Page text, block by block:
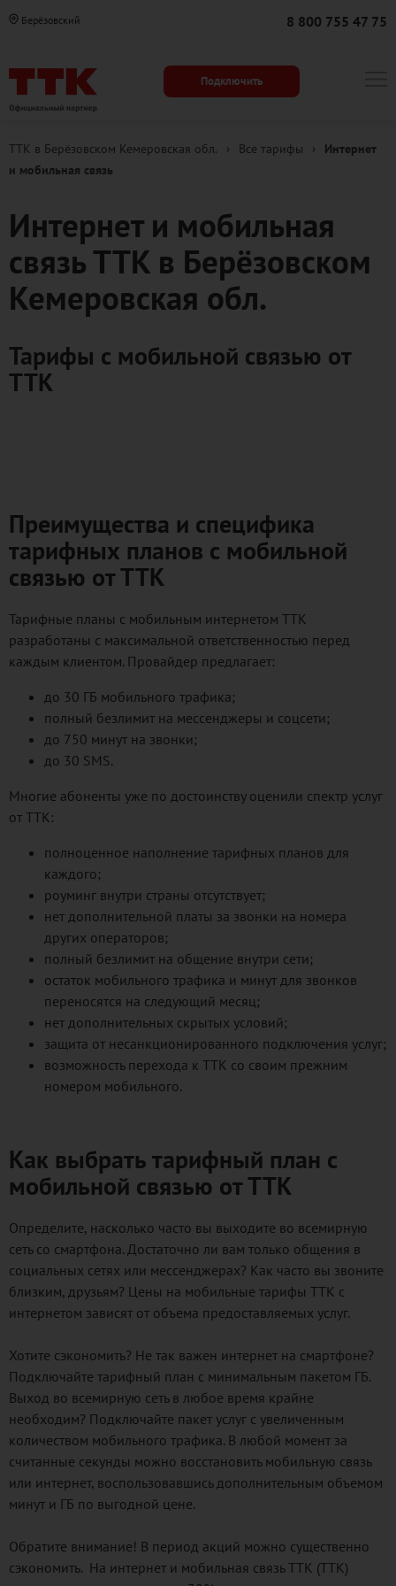
Берёзовский 8 800 755 47 75
Подключить
ТТК в Берёзовском Кемеровская обл. › Все тарифы ›
Интернет
и мобильная связь
Интернет и мобильная
связь ТТК в Берёзовском
Кемеровская обл.
Тарифы с мобильной связью от
ТТК
Преимущества и специфика
тарифных планов с мобильной
связью от ТТК
Тарифные планы с мобильным интернетом ТТК
разработаны с максимальной ответственностью перед
каждым клиентом. Провайдер предлагает:
до 30 ГБ мобильного трафика;
полный безлимит на мессенджеры и соцсети;
до 750 минут на звонки;
до 30 SMS.
Многие абоненты уже по достоинству оценили спектр услуг
от ТТК:
полноценное наполнение тарифных планов для
каждого;
роуминг внутри страны отсутствует;
нет дополнительной платы за звонки на номера
других операторов;
полный безлимит на общение внутри сети;
остаток мобильного трафика и минут для звонков
переносятся на следующий месяц;
нет дополнительных скрытых условий;
защита от несанкционированного подключения услуг;
возможность перехода к ТТК со своим прежним
номером мобильного.
Как выбрать тарифный план с
мобильной связью от ТТК
Определите, насколько часто вы выходите во всемирную
сеть со смартфона. Достаточно ли вам только общения в
социальных сетях или мессенджерах? Как часто вы звоните
близким, друзьям? Цены на мобильные тарифы ТТК с
интернетом зависят от объема предоставляемых услуг.
Хотите сэкономить? Не так важен интернет на смартфоне?
Подключайте тарифный план с минимальным пакетом ГБ.
Выход во всемирную сеть в любое время крайне
необходим? Подключайте пакет услуг с увеличенным
количеством мобильного трафика. В любой момент за
считанные секунды можно восстановить мобильную связь
или интернет, воспользовавшись дополнительным объемом
минут и ГБ по выгодной цене.
Обратите внимание! В период акций можно существенно
сэкономить. На интернет и мобильная связь ТТК (TTK)